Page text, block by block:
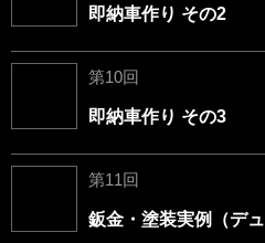
即納車作り その2
第10回
即納車作り その3
第11回
鈑金・塗装実例（デュ